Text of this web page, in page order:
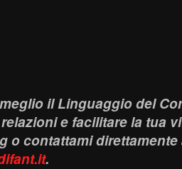
il Linguaggio del
e facilitare la tua
o contattami direttamente
.